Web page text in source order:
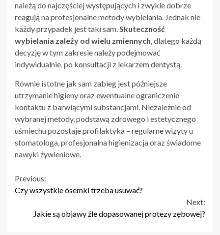
należą do najczęściej występujących i zwykle dobrze
reagują na profesjonalne metody wybielania. Jednak nie
każdy przypadek jest taki sam.Skuteczność
wybielania zależy od wielu zmiennych, dlatego każdą
decyzję w tym zakresie należy podejmować
indywidualnie, po konsultacji z lekarzem dentystą.
Równie istotne jak sam zabieg jest późniejsze
utrzymanie higieny oraz ewentualne ograniczenie
kontaktu z barwiącymi substancjami. Niezależnie od
wybranej metody, podstawą zdrowego i estetycznego
uśmiechu pozostaje profilaktyka – regularne wizyty u
stomatologa, profesjonalna higienizacja oraz świadome
nawyki żywieniowe.
Continue
Previous:
Czy wszystkie ósemki trzeba usuwać?
Next:
Jakie są objawy źle dopasowanej protezy zębowej?